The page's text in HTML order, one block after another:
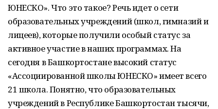
ЮНЕСКО». Что это такое? Речь идет о сети
образовательных учреждений (школ, гимназий и
лицеев), которые получили особый статус за
активное участие в наших программах. На
сегодня в Башкортостане высокий статус
«Ассоциированной школы ЮНЕСКО» имеет всего
21 школа. Понятно, что образовательных
учреждений в Республике Башкортостан тысячи,